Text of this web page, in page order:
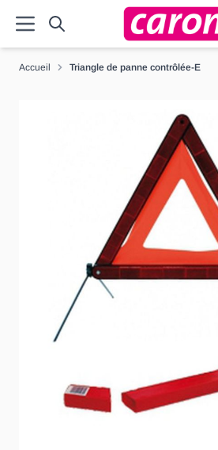
Accueil Triangle de panne contrôlée-E